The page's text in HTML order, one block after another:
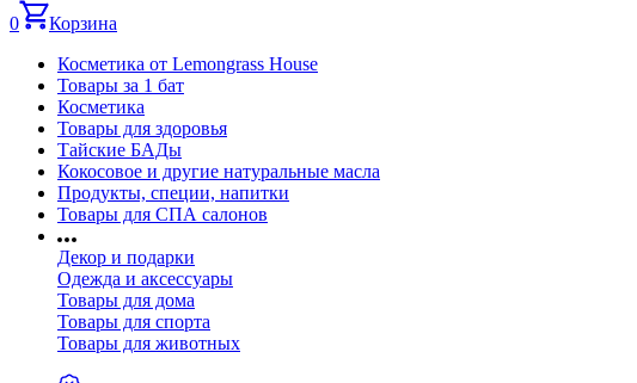
0
Корзина
Косметика от Lemongrass House
Товары за 1 бат
Косметика
Товары для здоровья
Тайские БАДы
Кокосовое и другие натуральные масла
Продукты, специи, напитки
Товары для СПА салонов
Декор и подарки
Одежда и аксессуары
Товары для дома
Товары для спорта
Товары для животных